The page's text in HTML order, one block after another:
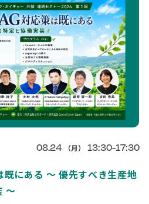
08.24 （月） 13:30-17:30
にある ～ 優先すべき生産地
～